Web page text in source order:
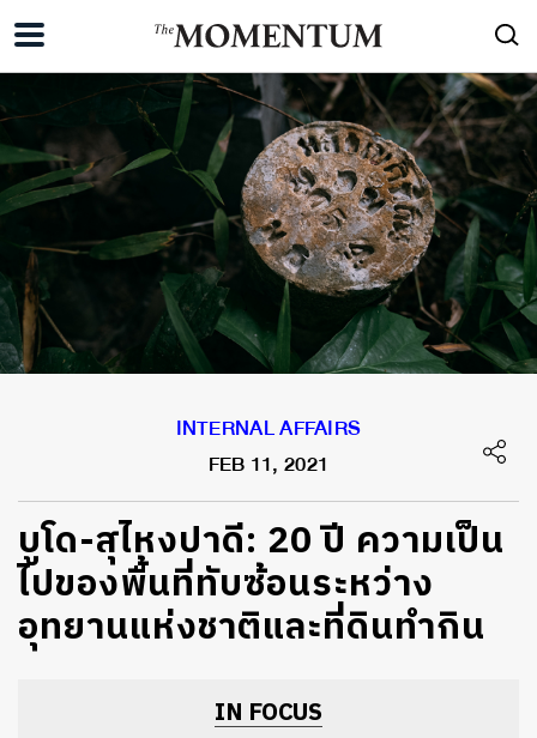
INTERNAL AFFAIRS
FEB 11, 2021
บูโด-สุไหงปาดี: 20 ปี ความเป็น
ไปของพื้นที่ทับซ้อนระหว่าง
อุทยานแห่งชาติและที่ดินทำกิน
IN FOCUS